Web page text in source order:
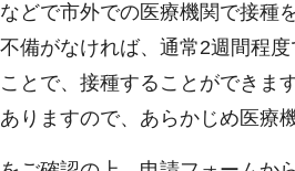
どで市外での医療機関で接種
備がなければ、通常2週間程
とで、接種することができま
りますので、あらかじめ医療